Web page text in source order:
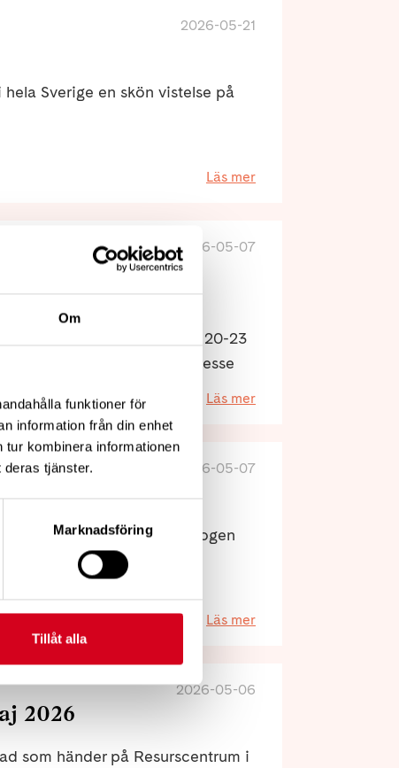
Om
funktioner för
information från din enhet
kombinera informationen
deras tjänster.
Marknadsföring
Tillåt alla
2026-05-21
Sverige en skön vistelse på
Läs mer
2026-05-07
med MG!
att delta på en
folkhögskola i Skellefteå 20-23
går fint att anmäla sitt intresse
Läs mer
2026-05-07
och diagnos
en digital träff med psykologen
Läs mer
2026-05-06
2026
som händer på Resurscentrum i